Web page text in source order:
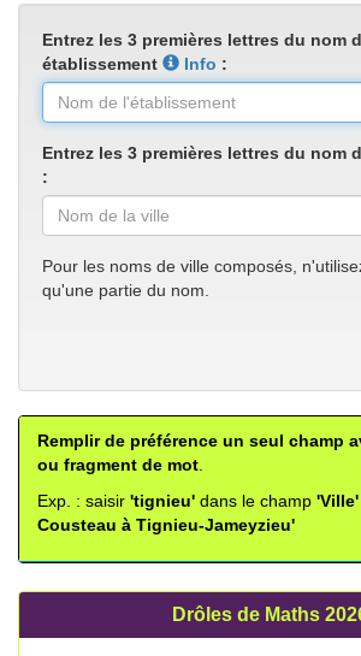
Entrez les 3 premières lettres du nom
établissement
Info :
Entrez les 3 premières lettres du nom
:
Pour les noms de ville composés,
qu'une partie du nom.
Remplir de préférence un seul champ
ou fragment de mot
Exp. : saisir 'tignieu' dans le champ 'Ville'
Cousteau à Tignieu-Jameyzieu'
Drôles de Maths